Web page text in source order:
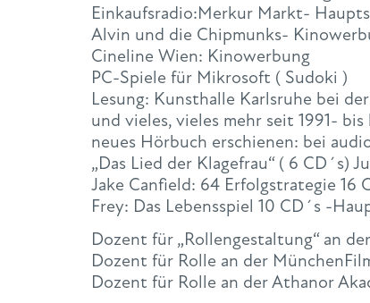
Einkaufsradio:Merkur Markt-
Alvin und die Chipmunks-
Cineline Wien: Kinowerbung
PC-Spiele für Mikrosoft ( Sudoki )
Lesung: Kunsthalle Karlsruhe bei
und vieles, vieles mehr seit 1991-
neues Hörbuch erschienen: bei
„Das Lied der Klagefrau“ ( 6 CD´s)
Jake Canfield: 64 Erfolgstrategie 16
Frey: Das Lebensspiel 10 CD´s -
Dozent für „Rollengestaltung“ an
Dozent für Rolle an der
Dozent für Rolle an der Athanor